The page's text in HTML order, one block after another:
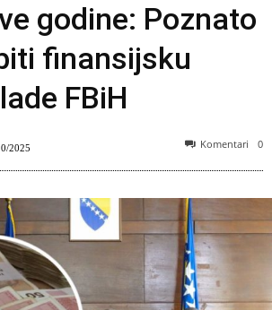
godine: Poznato
finansijsku
FBiH
2025 Komentari 0